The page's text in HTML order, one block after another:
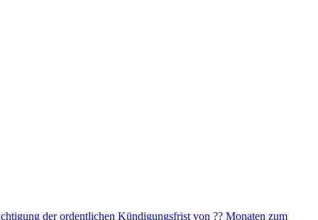
der ordentlichen Kündigungsfrist von ?? Monaten zum